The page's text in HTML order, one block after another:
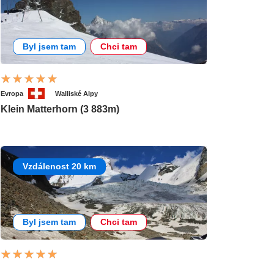
Byl jsem tam Chci tam
Evropa Walliské Alpy
Klein Matterhorn (3 883m)
Vzdálenost 20 km
Byl jsem tam Chci tam